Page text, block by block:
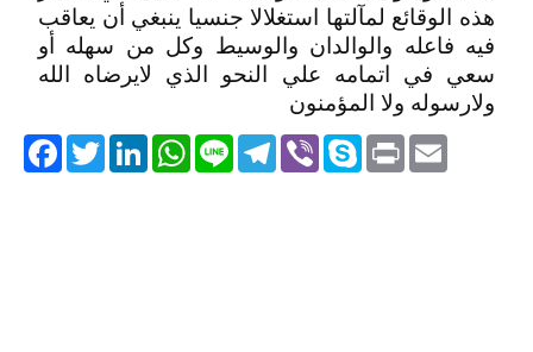
هذه الوقائع لمآلتها استغلالا جنسيا ينبغي أن يعاقب
فيه فاعله والوالدان والوسيط وكل من سهله أو
سعي في اتمامه علي النحو الذي لايرضاه الله
ولارسوله ولا المؤمنون
TwitterLinkedIn
WhatsApp Line
Telegram ViberSkype PrintEmail